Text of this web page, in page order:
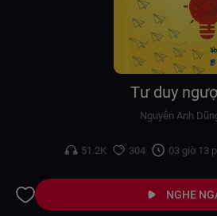
Tư duy
Nguyễn Anh
51.2K 304 03 giờ 13
NGHE